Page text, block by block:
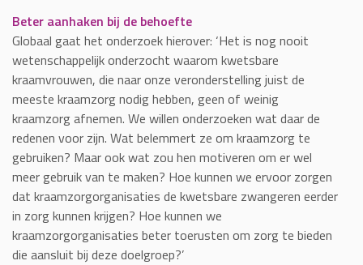
Beter aanhaken bij de behoefte
Globaal gaat het onderzoek hierover: ‘Het is nog nooit
wetenschappelijk onderzocht waarom kwetsbare
kraamvrouwen, die naar onze veronderstelling juist de
meeste kraamzorg nodig hebben, geen of weinig
kraamzorg afnemen. We willen onderzoeken wat daar de
redenen voor zijn. Wat belemmert ze om kraamzorg te
gebruiken? Maar ook wat zou hen motiveren om er wel
meer gebruik van te maken? Hoe kunnen we ervoor zorgen
dat kraamzorgorganisaties de kwetsbare zwangeren eerder
in zorg kunnen krijgen? Hoe kunnen we
kraamzorgorganisaties beter toerusten om zorg te bieden
die aansluit bij deze doelgroep?’